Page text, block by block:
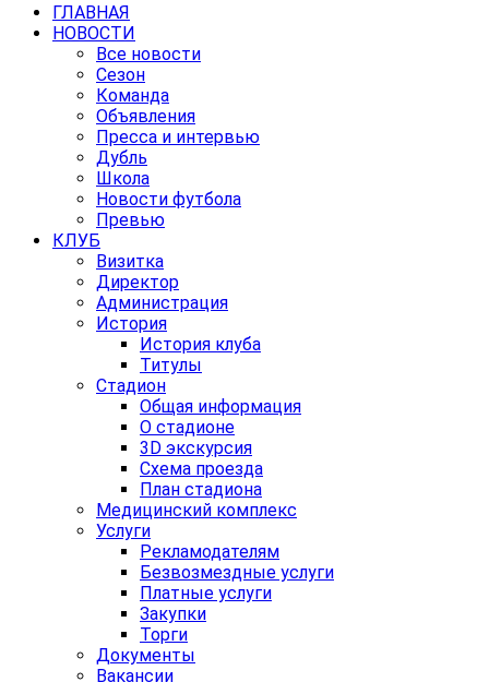
ГЛАВНАЯ
НОВОСТИ
Все новости
Сезон
Команда
Объявления
Пресса и интервью
Дубль
Школа
Новости футбола
Превью
КЛУБ
Визитка
Директор
Администрация
История
История клуба
Титулы
Стадион
Общая информация
О стадионе
3D экскурсия
Схема проезда
План стадиона
Медицинский комплекс
Услуги
Рекламодателям
Безвозмездные услуги
Платные услуги
Закупки
Торги
Документы
Вакансии